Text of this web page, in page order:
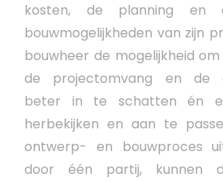
kosten, de planning en
bouwmogelijkheden van zijn
bouwheer de mogelijkheid
de projectomvang en de
beter in te schatten én
herbekijken en aan te
ontwerp- en bouwproces
door één partij, kunnen